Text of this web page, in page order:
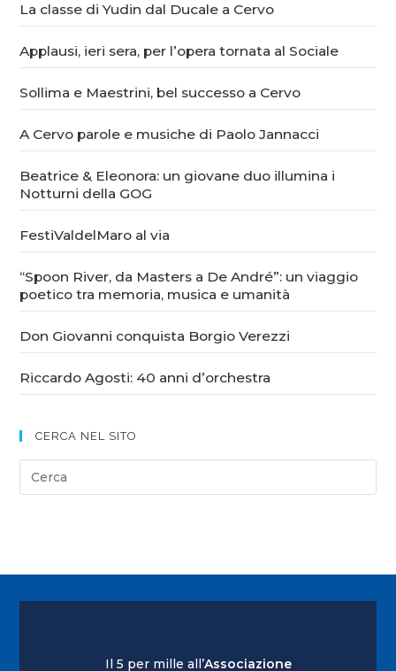
La classe di Yudin dal Ducale a Cervo
Applausi, ieri sera, per l’opera tornata al Sociale
Sollima e Maestrini, bel successo a Cervo
A Cervo parole e musiche di Paolo Jannacci
Beatrice & Eleonora: un giovane duo illumina i
Notturni della GOG
FestiValdelMaro al via
“Spoon River, da Masters a De André”: un viaggio
poetico tra memoria, musica e umanità
Don Giovanni conquista Borgio Verezzi
Riccardo Agosti: 40 anni d’orchestra
CERCA NEL SITO
Il 5 per mille all’Associazione